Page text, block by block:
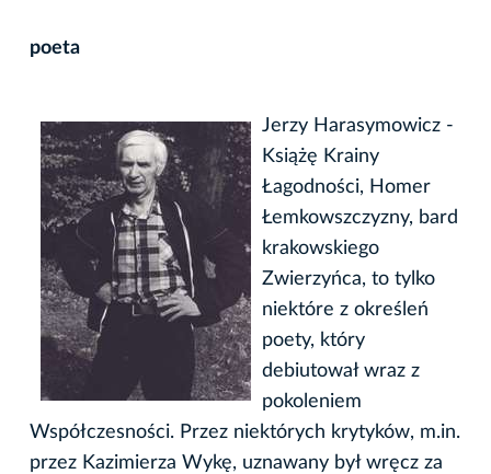
poeta
Jerzy Harasymowicz -
Książę Krainy
Łagodności, Homer
Łemkowszczyzny, bard
krakowskiego
Zwierzyńca, to tylko
niektóre z określeń
poety, który
debiutował wraz z
pokoleniem
Współczesności. Przez niektórych krytyków, m.in.
przez Kazimierza Wykę, uznawany był wręcz za